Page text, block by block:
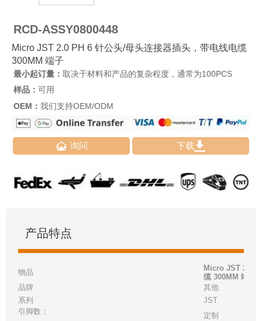
RCD-ASSY0800448
Micro JST 2.0 PH 6 针公头/母头连接器插头，带电线电缆
300MM 端子
最小起订量： 取决于材料和产品的复杂程度，通常为100PCS
样品： 可用
OEM： 我们支持OEM/ODM
 询问 下载
产品特点
物品
Micro JST 2.0
缆 300MM 端子
品牌
其他
系列
JST
引脚数：
定制